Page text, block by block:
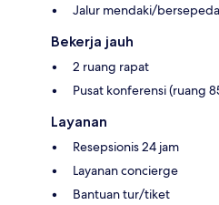
Jalur mendaki/bersepeda
Bekerja jauh
2 ruang rapat
Pusat konferensi (ruang
Layanan
Resepsionis 24 jam
Layanan concierge
Bantuan tur/tiket